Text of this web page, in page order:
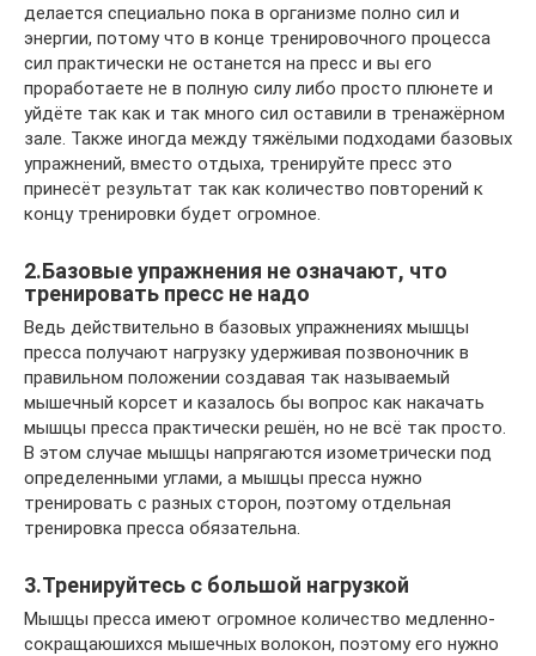
делается специально пока в организме полно сил и
энергии, потому что в конце тренировочного процесса
сил практически не останется на пресс и вы его
проработаете не в полную силу либо просто плюнете и
уйдёте так как и так много сил оставили в тренажёрном
зале. Также иногда между тяжёлыми подходами базовых
упражнений, вместо отдыха, тренируйте пресс это
принесёт результат так как количество повторений к
концу тренировки будет огромное.
2.Базовые упражнения не означают, что
тренировать пресс не надо
Ведь действительно в базовых упражнениях мышцы
пресса получают нагрузку удерживая позвоночник в
правильном положении создавая так называемый
мышечный корсет и казалось бы вопрос как накачать
мышцы пресса практически решён, но не всё так просто.
В этом случае мышцы напрягаются изометрически под
определенными углами, а мышцы пресса нужно
тренировать с разных сторон, поэтому отдельная
тренировка пресса обязательна.
3.Тренируйтесь с большой нагрузкой
Мышцы пресса имеют огромное количество медленно-
сокращаюшихся мышечных волокон, поэтому его нужно